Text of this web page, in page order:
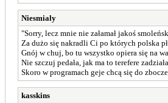
Niesmialy
"Sorry, lecz mnie nie załamał jakoś
Za dużo się nakradli Ci po których polska
Gnój w chuj, bo tu wszystko opiera się na
Nie szczuj pedała, jak ma to terefere
Skoro w programach geje chcą się do
kasskins